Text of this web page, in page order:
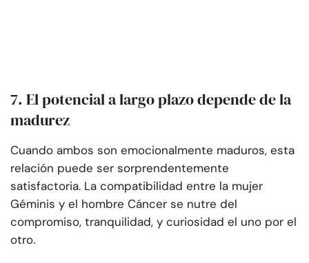
7. El potencial a largo plazo depende de la
madurez
Cuando ambos son emocionalmente maduros, esta
relación puede ser sorprendentemente
satisfactoria. La compatibilidad entre la mujer
Géminis y el hombre Cáncer se nutre del
compromiso, tranquilidad, y curiosidad el uno por el
otro.